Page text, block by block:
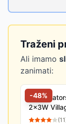
Traženi
Ali imamo
zanimati:
-48%
2x3W
punjača
(11